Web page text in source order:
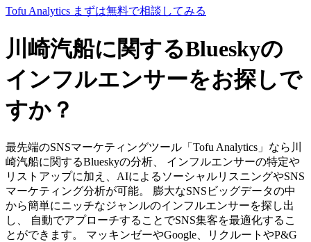
Tofu Analytics まずは無料で相談してみる
川崎汽船に関するBlueskyの
インフルエンサーをお探しで
すか？
最先端のSNSマーケティングツール「Tofu Analytics」なら川
崎汽船に関するBlueskyの分析、 インフルエンサーの特定や
リストアップに加え、AIによるソーシャルリスニングやSNS
マーケティング分析が可能。 膨大なSNSビッグデータの中
から簡単にニッチなジャンルのインフルエンサーを探し出
し、 自動でアプローチすることでSNS集客を最適化するこ
とができます。 マッキンゼーやGoogle、リクルートやP&G